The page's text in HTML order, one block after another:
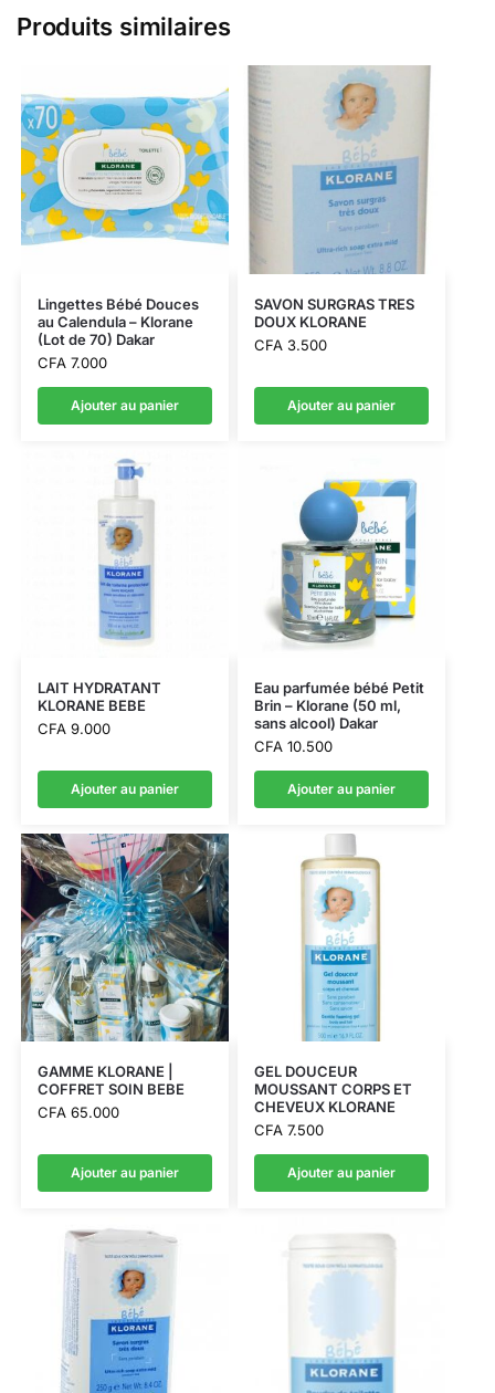
Produits similaires
Lingettes Bébé Douces
au Calendula – Klorane
(Lot de 70) Dakar
CFA7.000
Ajouter au panier
SAVON SURGRAS TRES
DOUX KLORANE
CFA3.500
Ajouter au panier
LAIT HYDRATANT
KLORANE BEBE
CFA9.000
Ajouter au panier
Eau parfumée bébé Petit
Brin – Klorane (50 ml,
sans alcool) Dakar
CFA10.500
Ajouter au panier
GAMME KLORANE |
COFFRET SOIN BEBE
CFA65.000
Ajouter au panier
GEL DOUCEUR
MOUSSANT CORPS ET
CHEVEUX KLORANE
CFA7.500
Ajouter au panier